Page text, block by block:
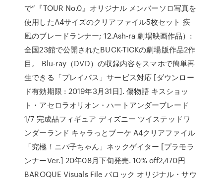
で“『TOUR No.0』オリジナル メンバーソロ写真を
使用したA4サイズのクリアファイル5枚セット 疾
風のブレードランナー; 12.Ash-ra 劇場映画作品）:
全国23館で公開されたBUCK-TICKの劇場版作品2作
目。 Blu-ray（DVD）の収録内容をスマホで簡単再
生できる「プレイパス」サービス対応 [ダウンロー
ド有効期限 : 2019年3月31日]. 傷物語 キスショッ
ト・アセロラオリオン・ハートアンダーブレード
1/7 完成品フィギュア ディズニー ツイステッドワ
ンダーランド キャラっとブーケ A4クリアファイル
「究極！ニパ子ちゃん」ネックゲイター [プラモラ
ンナーVer.] 20年08月下旬発売. 10% off2,470円
BAROQUE Visuals File バロック オリジナル・サウ